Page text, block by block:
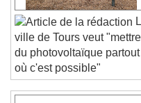
ville de Tours veut "mettre
du photovoltaïque partout
où c'est possible"